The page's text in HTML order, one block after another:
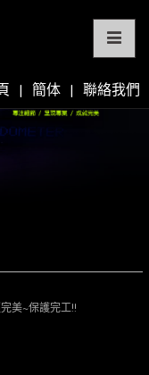
| 簡体 | 聯絡我們
美~保護完工!!